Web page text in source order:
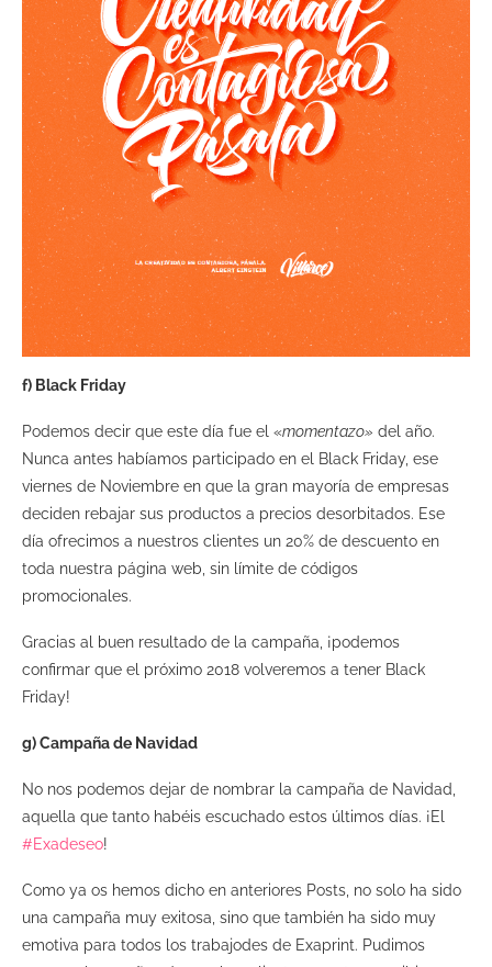
f) Black Friday
Podemos decir que este día fue el «momentazo» del año.
Nunca antes habíamos participado en el Black Friday, ese
viernes de Noviembre en que la gran mayoría de empresas
deciden rebajar sus productos a precios desorbitados. Ese
día ofrecimos a nuestros clientes un 20% de descuento en
toda nuestra página web, sin límite de códigos
promocionales.
Gracias al buen resultado de la campaña, ¡podemos
confirmar que el próximo 2018 volveremos a tener Black
Friday!
g) Campaña de Navidad
No nos podemos dejar de nombrar la campaña de Navidad,
aquella que tanto habéis escuchado estos últimos días. ¡El
#Exadeseo!
Como ya os hemos dicho en anteriores Posts, no solo ha sido
una campaña muy exitosa, sino que también ha sido muy
emotiva para todos los trabajodes de Exaprint. Pudimos